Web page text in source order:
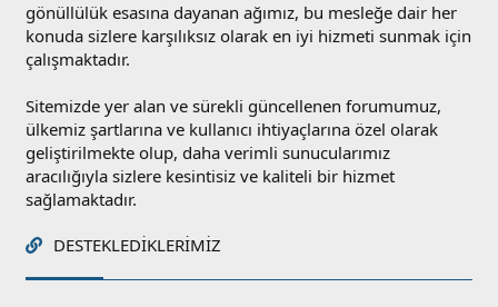
gönüllülük esasına dayanan ağımız, bu mesleğe dair her
konuda sizlere karşılıksız olarak en iyi hizmeti sunmak için
çalışmaktadır.
Sitemizde yer alan ve sürekli güncellenen forumumuz,
ülkemiz şartlarına ve kullanıcı ihtiyaçlarına özel olarak
geliştirilmekte olup, daha verimli sunucularımız
aracılığıyla sizlere kesintisiz ve kaliteli bir hizmet
sağlamaktadır.
DESTEKLEDIKLERIMIZ